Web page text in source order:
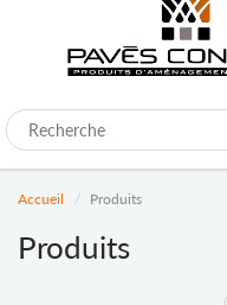
Accueil Produits
Produits